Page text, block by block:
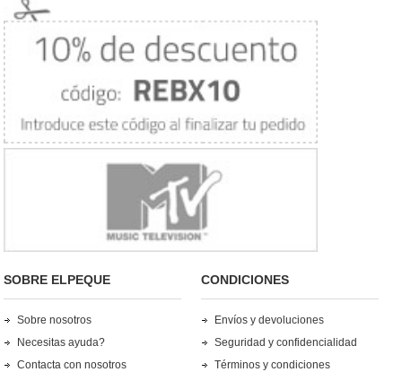
SOBRE ELPEQUE
Sobre nosotros
Necesitas ayuda?
Contacta con nosotros
CONDICIONES
Envíos y devoluciones
Seguridad y confidencialidad
Términos y condiciones